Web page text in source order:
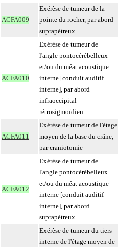
ACFA009
Exérèse de tumeur de la
pointe du rocher, par abord
suprapétreux
ACFA010
Exérèse de tumeur de
l'angle pontocérébelleux
et/ou du méat acoustique
interne [conduit auditif
interne], par abord
infraoccipital
rétrosigmoïdien
ACFA011
Exérèse de tumeur de l'étage
moyen de la base du crâne,
par craniotomie
ACFA012
Exérèse de tumeur de
l'angle pontocérébelleux
et/ou du méat acoustique
interne [conduit auditif
interne], par abord
suprapétreux
Exérèse de tumeur du tiers
interne de l'étage moyen de